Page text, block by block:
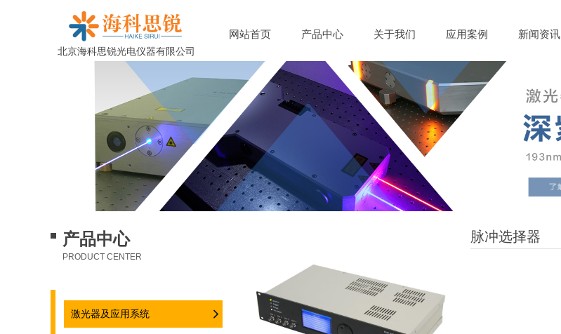
网站首页 产品中心 关于我们 应用案例 新闻资讯
北京海科思锐光电仪器有限公司
京海科思锐光电仪器有限公司
脉冲选择器
产品中心
PRODUCT CENTER
激光器及应用系统